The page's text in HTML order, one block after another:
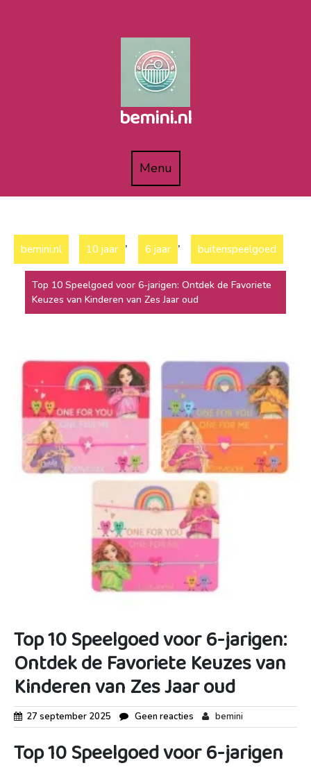
bemini.nl
MenuMenu
bemini.nl 10 jaar , 6 jaar , buitenspeelgoed
Top 10 Speelgoed voor 6-jarigen: Ontdek de Favoriete
Keuzes van Kinderen van Zes Jaar oud
Top 10 Speelgoed voor 6-jarigen:
Ontdek de Favoriete Keuzes van
Kinderen van Zes Jaar oud
27 september 2025 Geen reacties bemini
Top 10 Speelgoed voor 6-jarigen